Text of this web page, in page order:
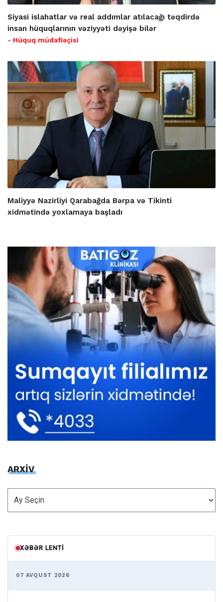
Siyasi islahatlar və real addımlar atılacağı təqdirdə
insan hüquqlarının vəziyyəti dəyişə bilər
- Hüquq müdafiəçisi
Maliyyə Nazirliyi Qarabağda Bərpa və Tikinti
xidmətində yoxlamaya başladı
ARXİV
ARXİV
XƏBƏR LENTI
07 AVQUST 2026